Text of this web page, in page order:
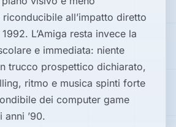
riconducibile all’impatto diretto
L’Amiga resta invece la
e immediata: niente
trucco prospettico dichiarato,
ritmo e musica spinti forte
dei computer game
’90.